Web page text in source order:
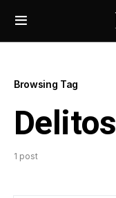
Browsing Tag
Delitos
1 post